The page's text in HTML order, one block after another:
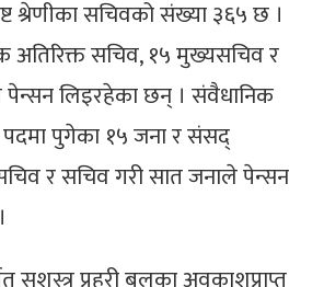
श्रेणीका सचिवको संख्या ३६५ छ ।
सचिव, १५ मुख्यसचिव र
लिइरहेका छन् । संवैधानिक
पुगेका १५ जना र संसद्
र सचिव गरी सात जनाले पेन्सन